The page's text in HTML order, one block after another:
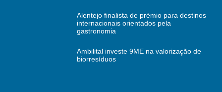
Alentejo finalista de prémio para destinos
internacionais orientados pela
gastronomia
Ambilital investe 9ME na valorização de
biorresíduos